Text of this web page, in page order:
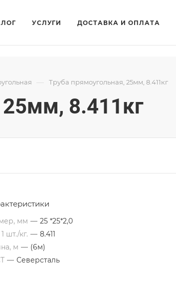
УСЛУГИ ДОСТАВКА И ОПЛАТА
— Труба прямоугольная, 25мм, 8.411кг
8.411кг
мм — 25 *25*2,0
шт./кг. — 8.411
м — (6м)
— Северсталь